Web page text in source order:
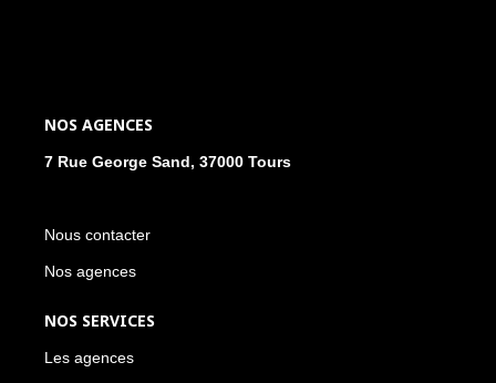
NOS AGENCES
7 Rue George Sand, 37000 Tours
Nous contacter
Nos agences
NOS SERVICES
Les agences